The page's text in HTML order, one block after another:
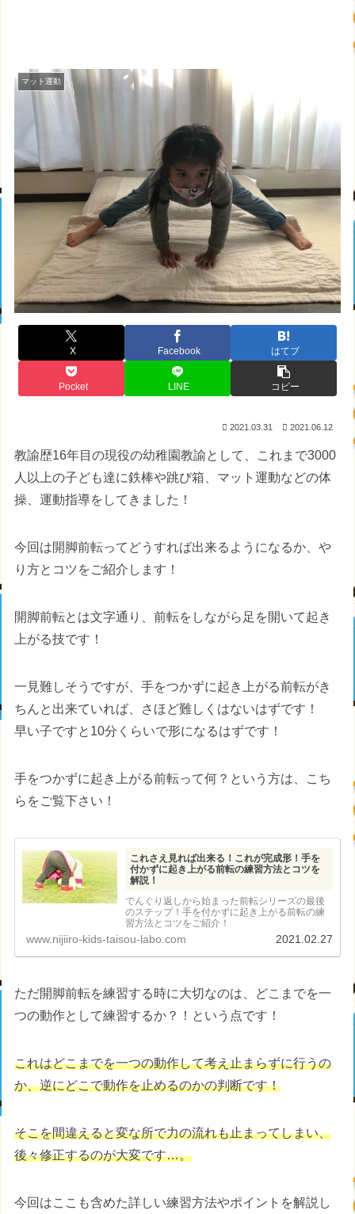
マット運動
X Facebook はてブ
Pocket LINE コピー
2021.03.31 2021.06.12
教諭歴16年目の現役の幼稚園教諭として、これまで3000
人以上の子ども達に鉄棒や跳び箱、マット運動などの体
操、運動指導をしてきました！
今回は開脚前転ってどうすれば出来るようになるか、や
り方とコツをご紹介します！
開脚前転とは文字通り、前転をしながら足を開いて起き
上がる技です！
一見難しそうですが、手をつかずに起き上がる前転がき
ちんと出来ていれば、さほど難しくはないはずです！
早い子ですと10分くらいで形になるはずです！
手をつかずに起き上がる前転って何？という方は、こち
らをご覧下さい！
これさえ見れば出来る！これが完成形！手を
付かずに起き上がる前転の練習方法とコツを
解説！
でんぐり返しから始まった前転シリーズの最後
のステップ！手を付かずに起き上がる前転の練
習方法とコツをご紹介！
www.nijiiro-kids-taisou-labo.com 2021.02.27
ただ開脚前転を練習する時に大切なのは、どこまでを一
つの動作として練習するか？！という点です！
これはどこまでを一つの動作して考え止まらずに行うの
か、逆にどこで動作を止めるのかの判断です！
そこを間違えると変な所で力の流れも止まってしまい、
後々修正するのが大変です…。
今回はここも含めた詳しい練習方法やポイントを解説し